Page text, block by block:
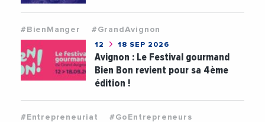
#BienManger #GrandAvignon
12 18 SEP 2026
Avignon : Le Festival gourmand
Bien Bon revient pour sa 4ème
édition !
#Entrepreneuriat #GoEntrepreneurs